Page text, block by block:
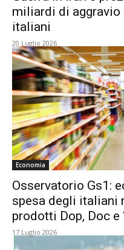
miliardi di aggravio
italiani
20 Luglio 2026
Economia
Osservatorio Gs1:
spesa degli italiani
prodotti Dop, Doc e
17 Luglio 2026